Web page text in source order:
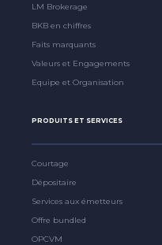
LM Brokerage
BKB en chiffres
Faits marquants
Valeurs et Engagements
Equipe et Organisation
PRODUITS ET SERVICES
Courtage
Dépositaire
Services aux émetteurs
Offre bundled
OPCVM